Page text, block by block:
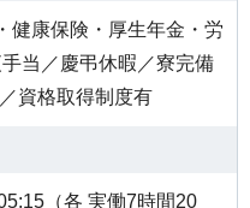
健康保険・厚生年金・労
当／慶弔休暇／寮完備
資格取得制度有
（各 実働7時間20